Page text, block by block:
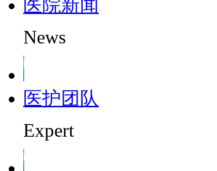
医院新闻
News
医护团队
Expert